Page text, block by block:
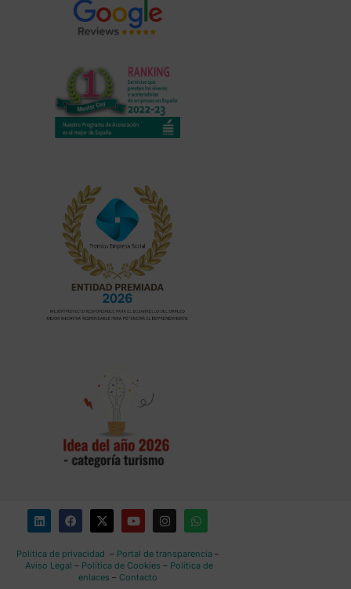
Política de privacidad – Portal de transparencia–
Aviso Legal – Política de Cookies – Política de
enlaces – Contacto